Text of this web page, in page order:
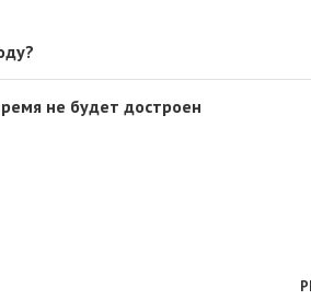
не будет достроен